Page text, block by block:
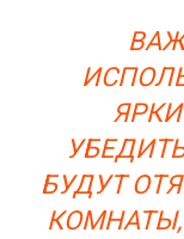
БУДУТ
КОМНАТЫ,